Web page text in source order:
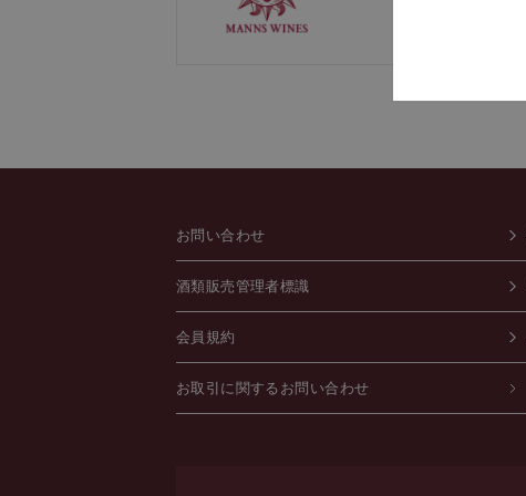
お問い合わせ
酒類販売管理者標識
会員規約
お取引に関するお問い合わせ